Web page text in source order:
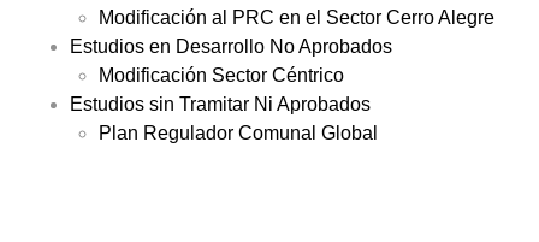
Modificación al PRC en el Sector Cerro Alegre
Estudios en Desarrollo No Aprobados
Modificación Sector Céntrico
Estudios sin Tramitar Ni Aprobados
Plan Regulador Comunal Global